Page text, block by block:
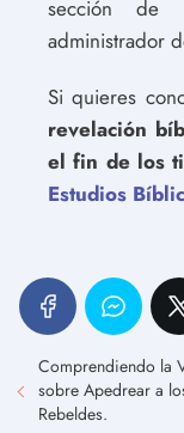
sección de
administrador
Si quieres
revelación
el fin de los
Estudios
Comprendiendo la
sobre Apedrear a
Rebeldes.